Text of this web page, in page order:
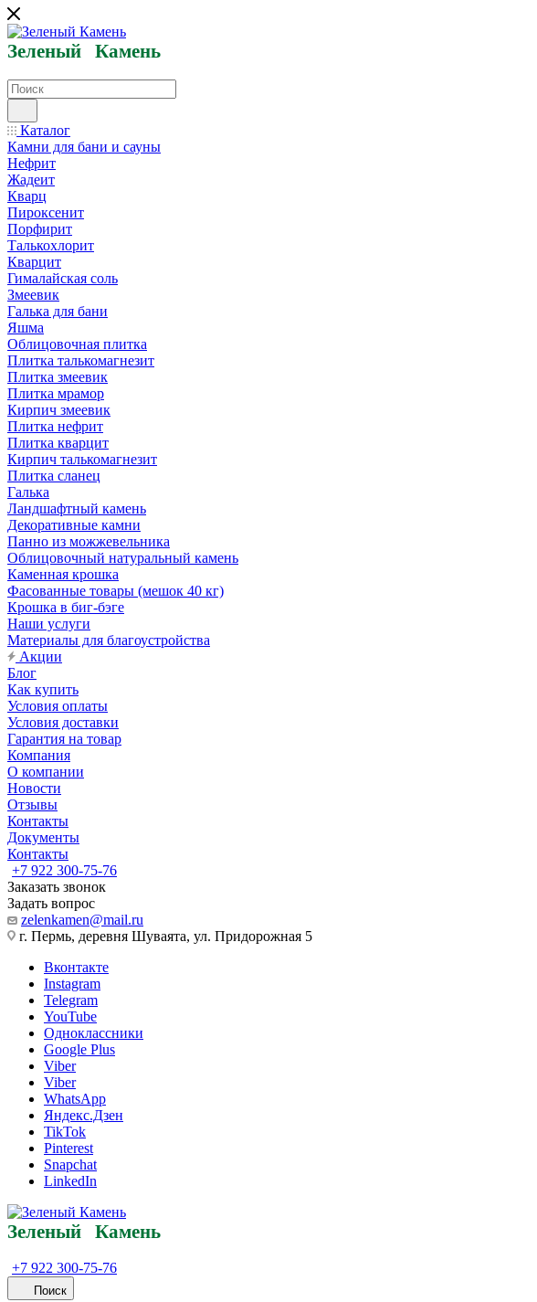
Зеленый Камень
Каталог
Камни для бани и сауны
Нефрит
Жадеит
Кварц
Пироксенит
Порфирит
Талькохлорит
Кварцит
Гималайская соль
Змеевик
Галька для бани
Яшма
Облицовочная плитка
Плитка талькомагнезит
Плитка змеевик
Плитка мрамор
Кирпич змеевик
Плитка нефрит
Плитка кварцит
Кирпич талькомагнезит
Плитка сланец
Галька
Ландшафтный камень
Декоративные камни
Панно из можжевельника
Облицовочный натуральный камень
Каменная крошка
Фасованные товары (мешок 40 кг)
Крошка в биг-бэге
Наши услуги
Материалы для благоустройства
Акции
Блог
Как купить
Условия оплаты
Условия доставки
Гарантия на товар
Компания
О компании
Новости
Отзывы
Контакты
Документы
Контакты
+7 922 300-75-76
Заказать звонок
Задать вопрос
zelenkamen@mail.ru
г. Пермь, деревня Шуваята, ул. Придорожная 5
Вконтакте
Instagram
Telegram
YouTube
Одноклассники
Google Plus
Viber
Viber
WhatsApp
Яндекс.Дзен
TikTok
Pinterest
Snapchat
LinkedIn
Зеленый Камень
+7 922 300-75-76
Поиск